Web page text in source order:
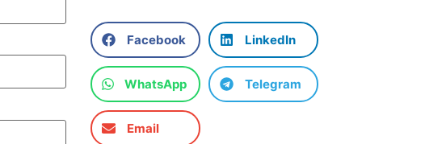
Facebook LinkedIn
WhatsApp Telegram
Email